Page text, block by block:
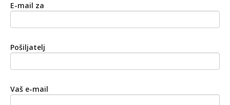
E-mail za
Pošiljatelj
Vaš e-mail